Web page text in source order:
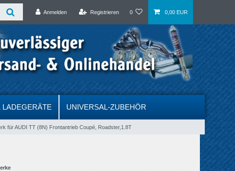
Anmelden Registrieren 0 0,00 EUR
UNIVERSAL-ZUBEHÖR
für AUDI TT (8N) Frontantrieb Coupé, Roadster,1.8T